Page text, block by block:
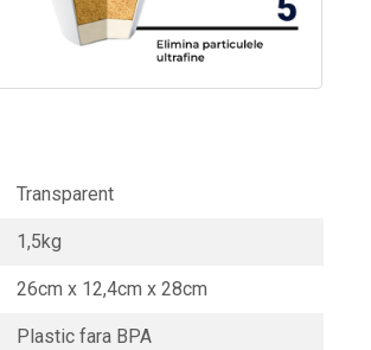
Transparent
1,5kg
26cm x 12,4cm x 28cm
Plastic fara BPA